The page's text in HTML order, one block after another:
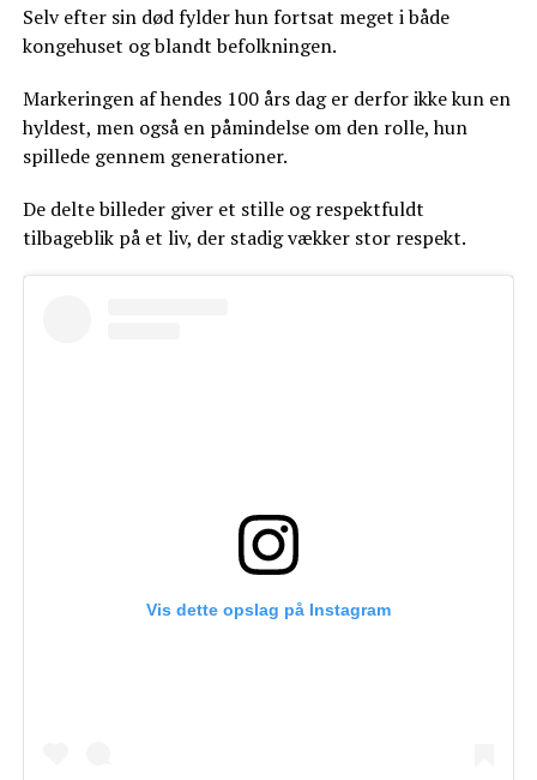
Selv efter sin død fylder hun fortsat meget i både
kongehuset og blandt befolkningen.
Markeringen af hendes 100 års dag er derfor ikke kun en
hyldest, men også en påmindelse om den rolle, hun
spillede gennem generationer.
De delte billeder giver et stille og respektfuldt
tilbageblik på et liv, der stadig vækker stor respekt.
Vis dette opslag på Instagram